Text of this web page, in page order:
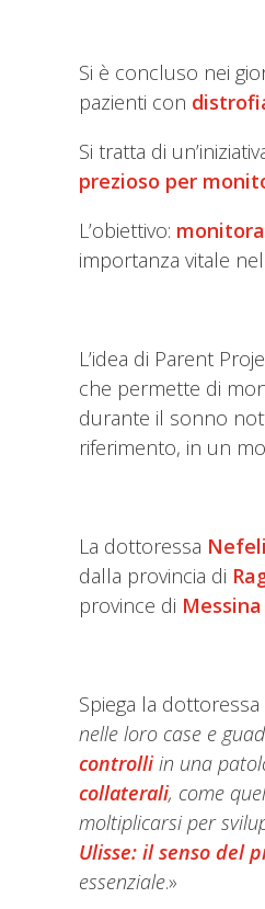
Si è concluso nei
pazienti con
Si tratta di
prezioso per
L’obiettivo:
importanza vitale
L’idea di Parent
che permette di
durante il sonno
riferimento, in un
La dottoressa
dalla provincia di
province di
Spiega la
nelle loro case e
controlliin una
collaterali, come
moltiplicarsi per
Ulisse: il senso del
essenziale.»